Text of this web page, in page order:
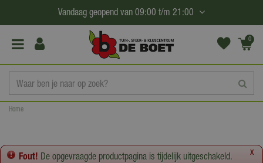
a
Home
Vandaag geopend van 09:00 t/m 21:00
0
(€0,
x
Fout! De opgevraagde productpagina is tijdelijk uitgeschakeld.